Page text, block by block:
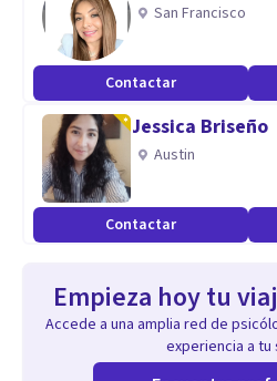
San Francisco
Contactar
Jessica Briseño
Austin
Contactar
Empieza hoy tu
Accede a una amplia red de
experiencia a tu